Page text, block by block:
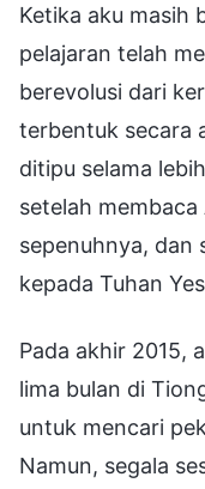
Ketika aku masih
pelajaran telah
berevolusi dari
terbentuk secara
ditipu selama
setelah
sepenuhnya, dan
kepada Tuhan
Pada akhir 2015,
lima bulan di
untuk mencari
Namun, segala